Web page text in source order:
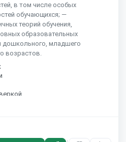
в том числе особых
обучающихся; —
теорий обучения,
образовательных
дошкольного, младшего
возрастов.